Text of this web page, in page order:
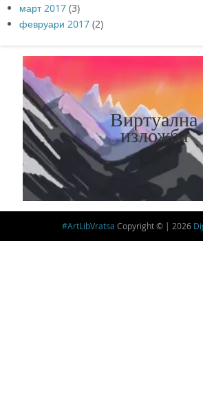
март 2017 (3)
февруари 2017 (2)
Виртуална
изложба
#ArtLibVratsa Copyright © | 2026